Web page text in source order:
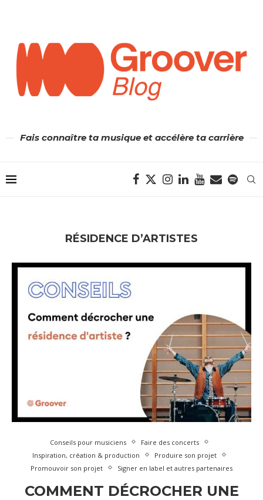
Fais connaître ta musique et accélère ta carrière
RÉSIDENCE D’ARTISTES
Conseils pour musiciens
Faire des concerts
Inspiration, création & production
Produire son projet
Promouvoir son projet
Signer en label et autres partenaires
COMMENT DÉCROCHER UNE